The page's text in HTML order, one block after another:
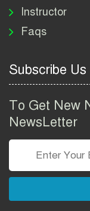
Instructor
Faqs
Subscribe Us
To Get New
NewsLetter